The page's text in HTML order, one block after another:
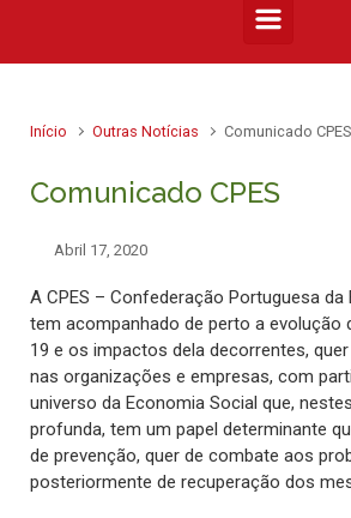
Início Outras Notícias Comunicado CPES
Comunicado CPES
Abril 17, 2020
A CPES – Confederação Portuguesa da
tem acompanhado de perto a evolução
19 e os impactos dela decorrentes,
nas organizações e empresas, com
universo da Economia Social que,
profunda, tem um papel determinante
de prevenção, quer de combate aos
posteriormente de recuperação dos